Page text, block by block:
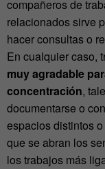
compañeros de
relacionados sirve
hacer consultas o
En cualquier caso,
muy agradable
concentración,
documentarse o
espacios distintos
que se abran los
los trabajos más